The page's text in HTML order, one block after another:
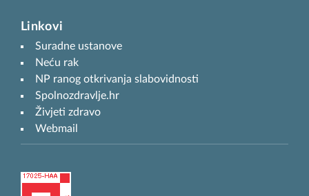
Linkovi
Suradne ustanove
Neću rak
NP ranog otkrivanja slabovidnosti
Spolnozdravlje.hr
Živjeti zdravo
Webmail